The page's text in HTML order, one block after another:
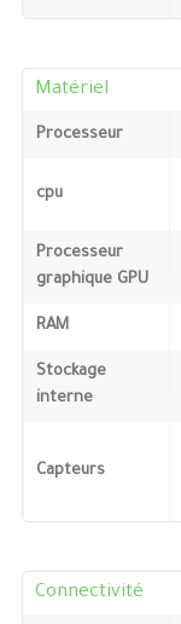
Matériel
Processeur
cpu
Processeur
graphique GPU
RAM
Stockage
interne
Capteurs
Connectivité